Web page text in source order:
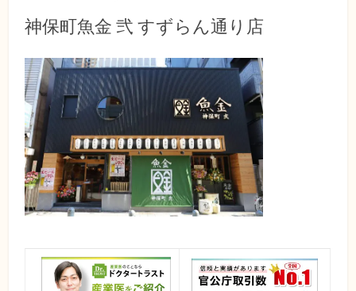
神保町魚金 弐 すずらん通り店